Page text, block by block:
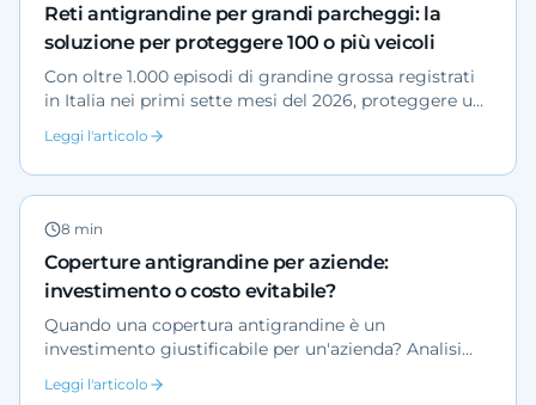
Reti antigrandine per grandi parcheggi: la
soluzione per proteggere 100 o più veicoli
Con oltre 1.000 episodi di grandine grossa registrati
in Italia nei primi sette mesi del 2026, proteggere un
management. Dati di settore, vantaggi tecnici della
rete in polietilene ad alta densità e criteri di
progettazione per grandi superfici.
Leggi l'articolo
8 min
Coperture antigrandine per aziende:
investimento o costo evitabile?
Quando una copertura antigrandine è un
investimento giustificabile per un'azienda? Analisi
numerico su flotta di 30 veicoli e contesto normativo
Leggi l'articolo